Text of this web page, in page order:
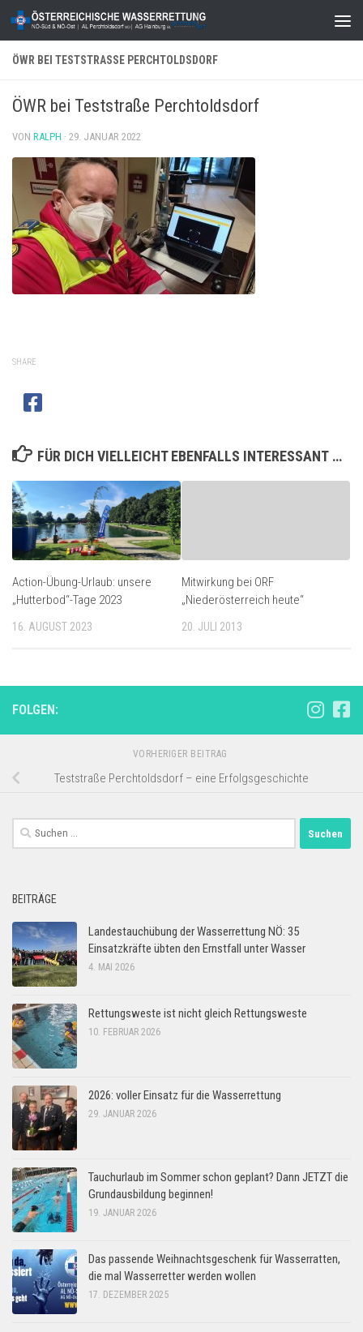
Zum Inhalt springen
ÖWR BEI TESTSTRASSE PERCHTOLDSDORF
ÖWR bei Teststraße Perchtoldsdorf
VON RALPH · 29. JANUAR 2022
SHARE
FÜR DICH VIELLEICHT EBENFALLS INTERESSANT …
Action-Übung-Urlaub: unsere
„Hutterbod“-Tage 2023
16. AUGUST 2023
Mitwirkung bei ORF
„Niederösterreich heute“
20. JULI 2013
FOLGEN:
VORHERIGER BEITRAG
Teststraße Perchtoldsdorf – eine Erfolgsgeschichte
Suchen
nach:
BEITRÄGE
Landestauchübung der Wasserrettung NÖ: 35
Einsatzkräfte übten den Ernstfall unter Wasser
4. MAI 2026
Rettungsweste ist nicht gleich Rettungsweste
10. FEBRUAR 2026
2026: voller Einsatz für die Wasserrettung
29. JANUAR 2026
Tauchurlaub im Sommer schon geplant? Dann JETZT die
Grundausbildung beginnen!
19. JANUAR 2026
Das passende Weihnachtsgeschenk für Wasserratten,
die mal Wasserretter werden wollen
17. DEZEMBER 2025